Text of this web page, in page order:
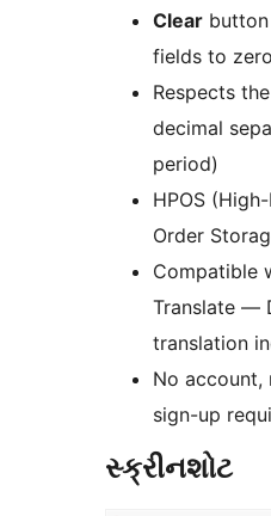
Clear
fields to
Respects
decimal
period)
HPOS
Order
Compatible
Translate —
translation
No account,
sign-up
સ્ક્રીનશોટ